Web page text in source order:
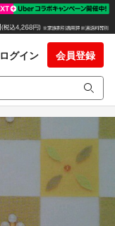
ログイン 会員登録